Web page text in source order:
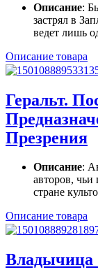
Описание:
застрял в
ведет лишь
Описание товара
Геральт.
Презрения
Описание:
авторов, чьи
стране
Описание товара
Владычица